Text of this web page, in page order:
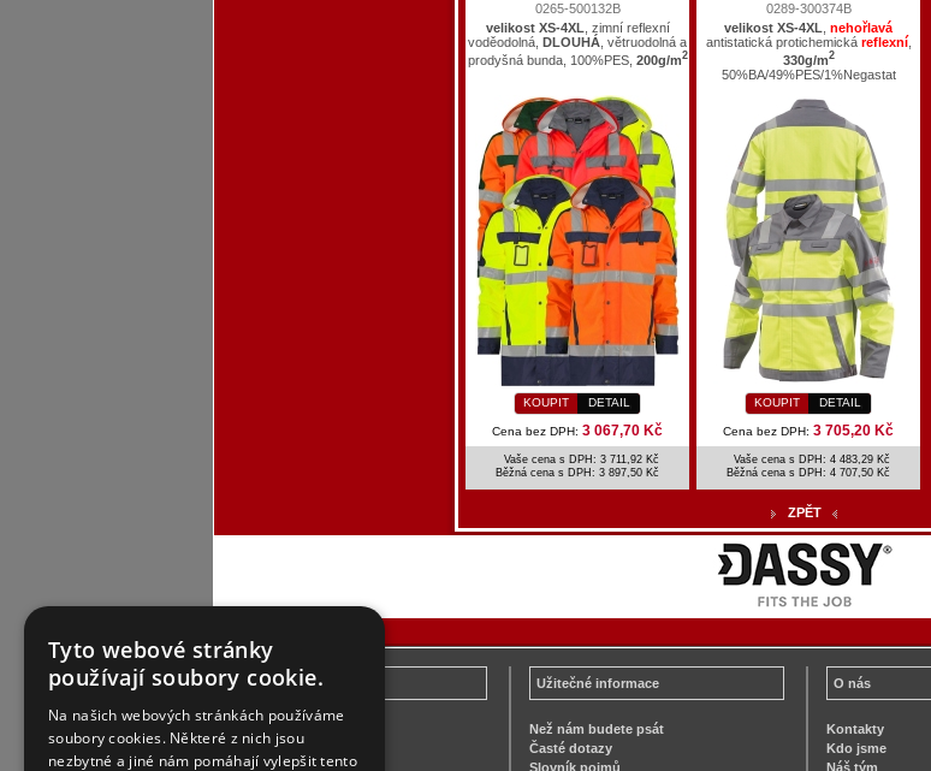
0265-500132B
velikost XS-4XL , zimní reflexní
voděodolná, DLOUHÁ , větruodolná a
prodyšná bunda, 100%PES, 200g/m2
KOUPIT DETAIL
Cena bez DPH: 3 067,70 Kč
Vaše cena s DPH: 3 711,92 Kč
Běžná cena s DPH: 3 897,50 Kč
0289-300374B
velikost XS-4XL nehořlavá
antistatická protichemická reflexní,
330g/m2
50%BA/49%PES/1%Negastat
KOUPIT DETAIL
Cena bez DPH: 3 705,20 Kč
Vaše cena s DPH: 4 483,29 Kč
Běžná cena s DPH: 4 707,50 Kč
ZPĚT
Zákaznický servis
Vše o nákupu
Platba
Doprava
Užitečné informace
Než nám budete psát
Časté dotazy
Slovník pojmů
O nás
Kontakty
Kdo jsme
Náš tým
Tyto webové stránky
používají soubory cookie.
Na našich webových stránkách používáme
soubory cookies. Některé z nich jsou
nezbytné a jiné nám pomáhají vylepšit tento